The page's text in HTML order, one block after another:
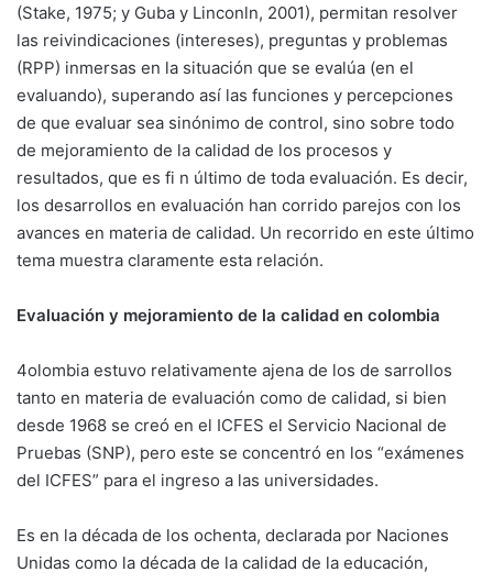
(Stake, 1975; y Guba y Linconln, 2001), permitan resolver
las reivindicaciones (intereses), preguntas y problemas
(RPP) inmersas en la situación que se evalúa (en el
evaluando), superando así las funciones y percepciones
de que evaluar sea sinónimo de control, sino sobre todo
de mejoramiento de la calidad de los procesos y
resultados, que es fi n último de toda evaluación. Es decir,
los desarrollos en evaluación han corrido parejos con los
avances en materia de calidad. Un recorrido en este último
tema muestra claramente esta relación.
Evaluación y mejoramiento de la calidad en colombia
4olombia estuvo relativamente ajena de los de sarrollos
tanto en materia de evaluación como de calidad, si bien
desde 1968 se creó en el ICFES el Servicio Nacional de
Pruebas (SNP), pero este se concentró en los “exámenes
del ICFES” para el ingreso a las universidades.
Es en la década de los ochenta, declarada por Naciones
Unidas como la década de la calidad de la educación,